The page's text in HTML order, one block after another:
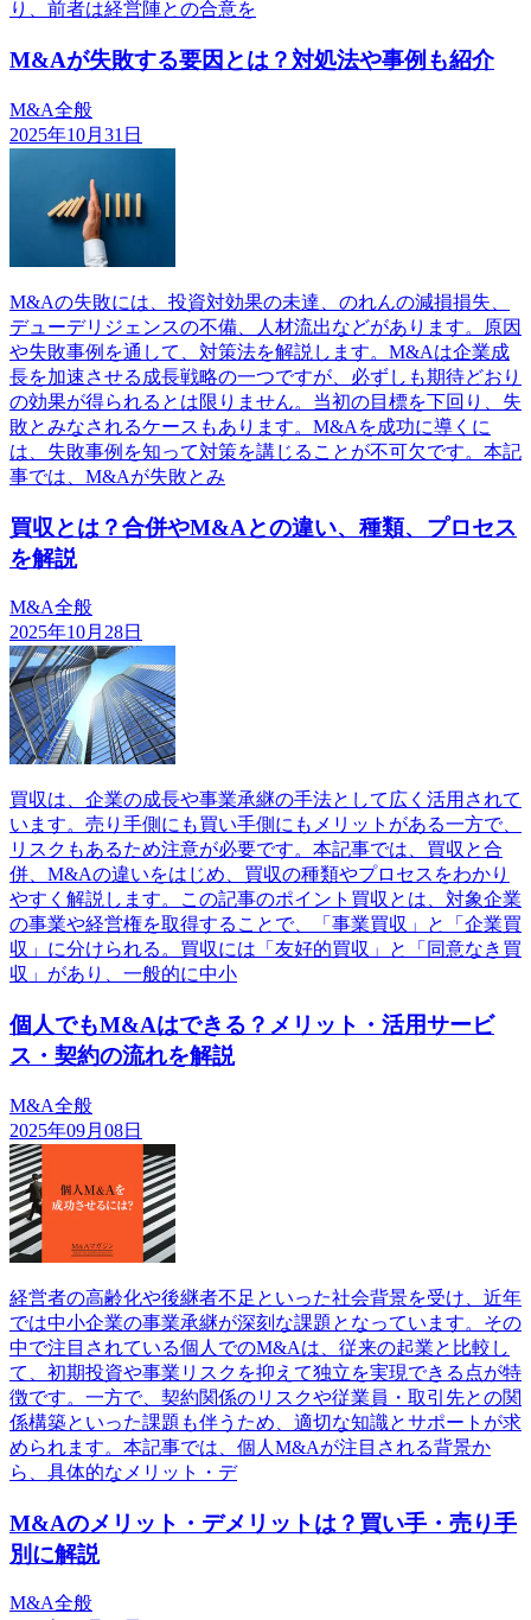
り、前者は経営陣との合意を
M&Aが失敗する要因とは？対処法や事例も紹介
M&A全般
2025年10月31日
M&Aの失敗には、投資対効果の未達、のれんの減損損失、
デューデリジェンスの不備、人材流出などがあります。原因
や失敗事例を通して、対策法を解説します。M&Aは企業成
長を加速させる成長戦略の一つですが、必ずしも期待どおり
の効果が得られるとは限りません。当初の目標を下回り、失
敗とみなされるケースもあります。M&Aを成功に導くに
は、失敗事例を知って対策を講じることが不可欠です。本記
事では、M&Aが失敗とみ
買収とは？合併やM&Aとの違い、種類、プロセス
を解説
M&A全般
2025年10月28日
買収は、企業の成長や事業承継の手法として広く活用されて
います。売り手側にも買い手側にもメリットがある一方で、
リスクもあるため注意が必要です。本記事では、買収と合
併、M&Aの違いをはじめ、買収の種類やプロセスをわかり
やすく解説します。この記事のポイント買収とは、対象企業
の事業や経営権を取得することで、「事業買収」と「企業買
収」に分けられる。買収には「友好的買収」と「同意なき買
収」があり、一般的に中小
個人でもM&Aはできる？メリット・活用サービ
ス・契約の流れを解説
M&A全般
2025年09月08日
経営者の高齢化や後継者不足といった社会背景を受け、近年
では中小企業の事業承継が深刻な課題となっています。その
中で注目されている個人でのM&Aは、従来の起業と比較し
て、初期投資や事業リスクを抑えて独立を実現できる点が特
徴です。一方で、契約関係のリスクや従業員・取引先との関
係構築といった課題も伴うため、適切な知識とサポートが求
められます。本記事では、個人M&Aが注目される背景か
ら、具体的なメリット・デ
M&Aのメリット・デメリットは？買い手・売り手
別に解説
M&A全般